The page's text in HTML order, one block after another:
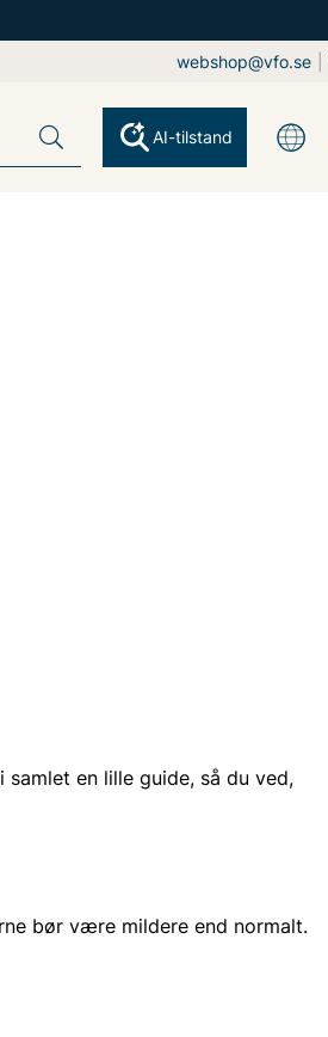
webshop@vfo.se
AI-tilstand
en lille guide, så du ved,
bør være mildere end normalt.